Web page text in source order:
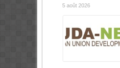
5 août 2026